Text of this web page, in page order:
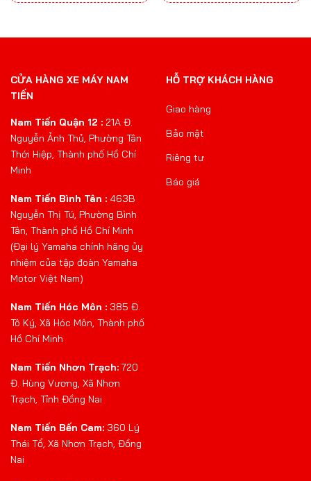
CỬA HÀNG XE MÁY NAM
TIẾN
Nam Tiến Quận 12 : 21A Đ.
Nguyễn Ảnh Thủ, Phường Tân
Thới Hiệp, Thành phố Hồ Chí
Minh
Nam Tiến Bình Tân : 463B
Nguyễn Thị Tú, Phường Bình
Tân, Thành phố Hồ Chí Minh
(Đại lý Yamaha chính hãng ủy
nhiệm của tập đoàn Yamaha
Motor Việt Nam)
Nam Tiến Hóc Môn : 385 Đ.
Tô Ký, Xã Hóc Môn, Thành phố
Hồ Chí Minh
Nam Tiến Nhơn Trạch: 720
Đ. Hùng Vương, Xã Nhơn
Trạch, Tỉnh Đồng Nai
Nam Tiến Bến Cam: 360 Lý
Thái Tổ, Xã Nhơn Trạch, Đồng
Nai
HỖ TRỢ KHÁCH HÀNG
Giao hàng
Bảo mật
Riêng tư
Báo giá